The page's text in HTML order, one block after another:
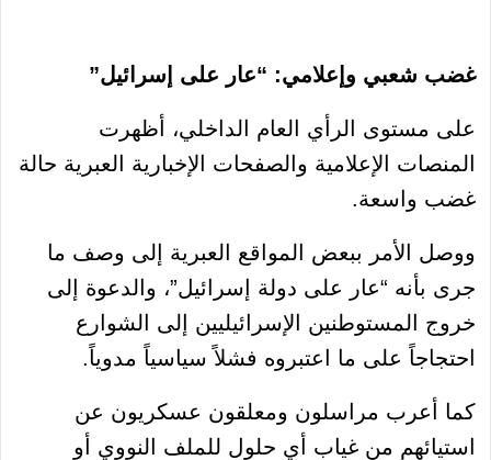
غضب شعبي وإعلامي: “عار على إسرائيل”
على مستوى الرأي العام الداخلي، أظهرت
المنصات الإعلامية والصفحات الإخبارية العبرية حالة
غضب واسعة.
ووصل الأمر ببعض المواقع العبرية إلى وصف ما
جرى بأنه “عار على دولة إسرائيل”، والدعوة إلى
خروج المستوطنين الإسرائيليين إلى الشوارع
احتجاجاً على ما اعتبروه فشلاً سياسياً مدوياً.
كما أعرب مراسلون ومعلقون عسكريون عن
استيائهم من غياب أي حلول للملف النووي أو